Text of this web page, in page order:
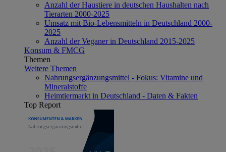
Anzahl der Haustiere in deutschen Haushalten nach
Tierarten 2000-2025
Umsatz mit Bio-Lebensmitteln in Deutschland 2000-
2025
Anzahl der Veganer in Deutschland 2015-2025
Konsum & FMCG
Themen
Weitere Themen
Nahrungsergänzungsmittel - Fokus: Vitamine und
Mineralstoffe
Heimtiermarkt in Deutschland - Daten & Fakten
Top Report